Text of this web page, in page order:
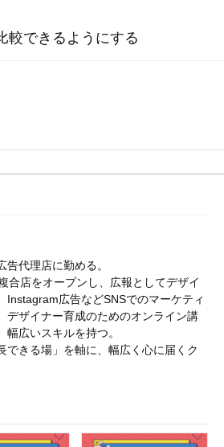
較できるようにする
代理店に勤める。
合店をオープンし、広報としてデザイ
Instagram広告などSNSでのマーケティ
デザイナー育成のためのオンライン講
広いスキルを持つ。
できる場」を軸に、幅広く心に届くク